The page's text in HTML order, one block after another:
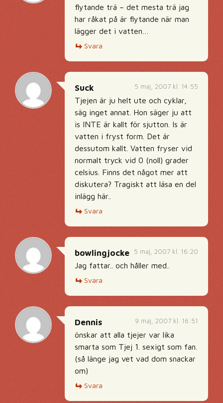
flytande trä – det mesta trä jag
har råkat på är flytande när man
lägger det i vatten…
Svara
5 maj, 2007 kl. 14:55
Suck
Tjejen är ju helt ute och cyklar,
säg inget annat. Hon säger ju att
is INTE är kallt för sjutton. Is är
vatten i fryst form. Det är
dessutom kallt. Vatten fryser vid
normalt tryck vid 0 (noll) grader
celsius. Finns det något mer att
diskutera? Tragiskt att läsa en del
inlägg här..
Svara
5 maj, 2007 kl. 16:20
bowlingjocke
Jag fattar.. och håller med..
Svara
9 maj, 2007 kl. 16:51
Dennis
önskar att alla tjejer var lika
smarta som Tjej 1. sexigt som fan.
(så länge jag vet vad dom snackar
om)
Svara